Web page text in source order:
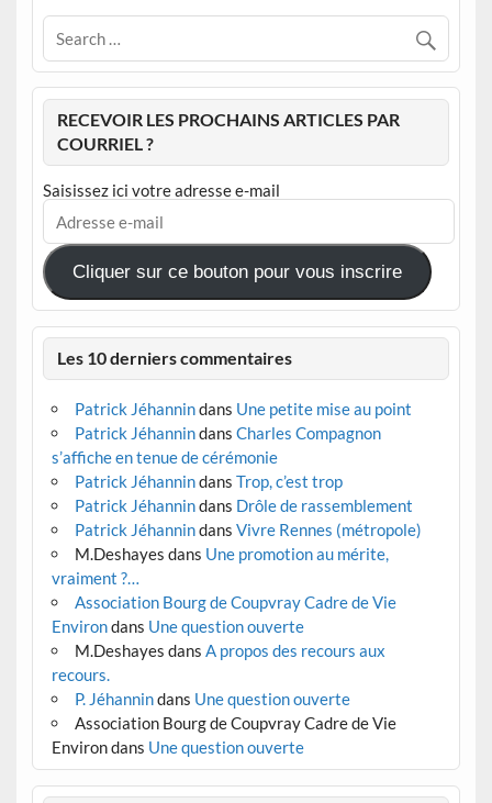
RECEVOIR LES PROCHAINS ARTICLES PAR
COURRIEL ?
Saisissez ici votre adresse e-mail
Adresse
mail
Cliquer sur ce bouton pour vous inscrire
Les 10 derniers commentaires
Patrick Jéhannindans Une petite mise au point
Patrick Jéhannindans Charles Compagnon
s’affiche en tenue de cérémonie
Patrick Jéhannindans Trop, c’est trop
Patrick Jéhannindans Drôle de rassemblement
Patrick Jéhannindans Vivre Rennes (métropole)
M.Deshayes dans Une promotion au mérite,
vraiment ?…
Association Bourg de Coupvray Cadre de Vie
Environdans Une question ouverte
M.Deshayes dans A propos des recours aux
recours.
P. Jéhannindans Une question ouverte
Association Bourg de Coupvray Cadre de Vie
Environdans Une question ouverte